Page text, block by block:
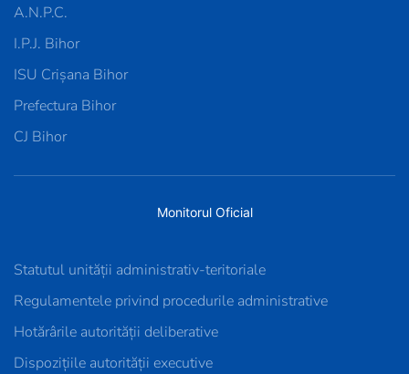
A.N.P.C.
I.P.J. Bihor
ISU Crișana Bihor
Prefectura Bihor
CJ Bihor
Monitorul Oficial
Statutul unității administrativ-teritoriale
Regulamentele privind procedurile administrative
Hotărârile autorității deliberative
Dispozițiile autorității executive